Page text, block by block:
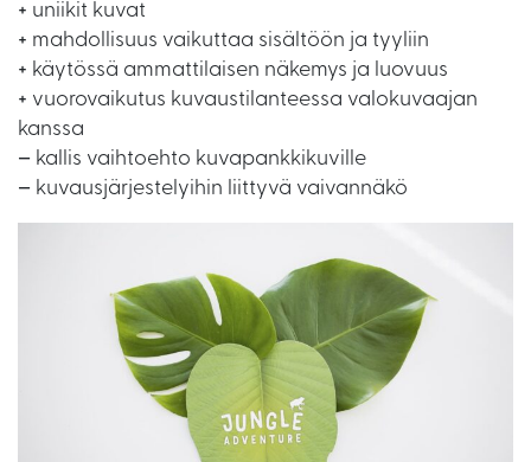
+ uniikit kuvat
+ mahdollisuus vaikuttaa sisältöön ja tyyliin
+ käytössä ammattilaisen näkemys ja luovuus
+ vuorovaikutus kuvaustilanteessa valokuvaajan
kanssa
– kallis vaihtoehto kuvapankkikuville
– kuvausjärjestelyihin liittyvä vaivannäkö